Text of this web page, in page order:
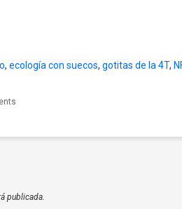
, ecología con suecos, gotitas de la 4T,
publicada.